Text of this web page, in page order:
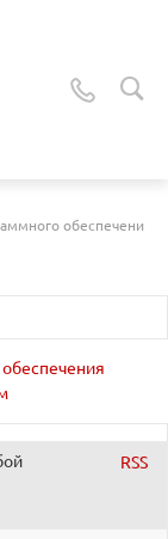
обеспечения
RSS